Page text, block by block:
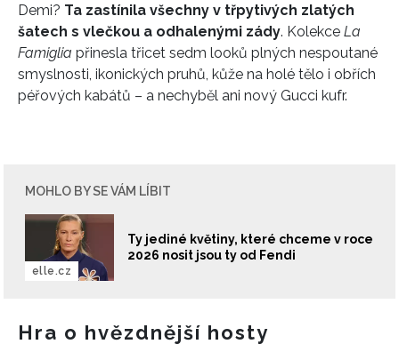
Demi? Ta zastínila všechny v třpytivých zlatých
šatech s vlečkou a odhalenými zády. Kolekce La
Famiglia přinesla třicet sedm looků plných nespoutané
smyslnosti, ikonických pruhů, kůže na holé tělo i obřích
péřových kabátů – a nechyběl ani nový Gucci kufr.
MOHLO BY SE VÁM LÍBIT
Ty jediné květiny, které chceme v roce
2026 nosit jsou ty od Fendi
elle.cz
Hra o hvězdnější hosty